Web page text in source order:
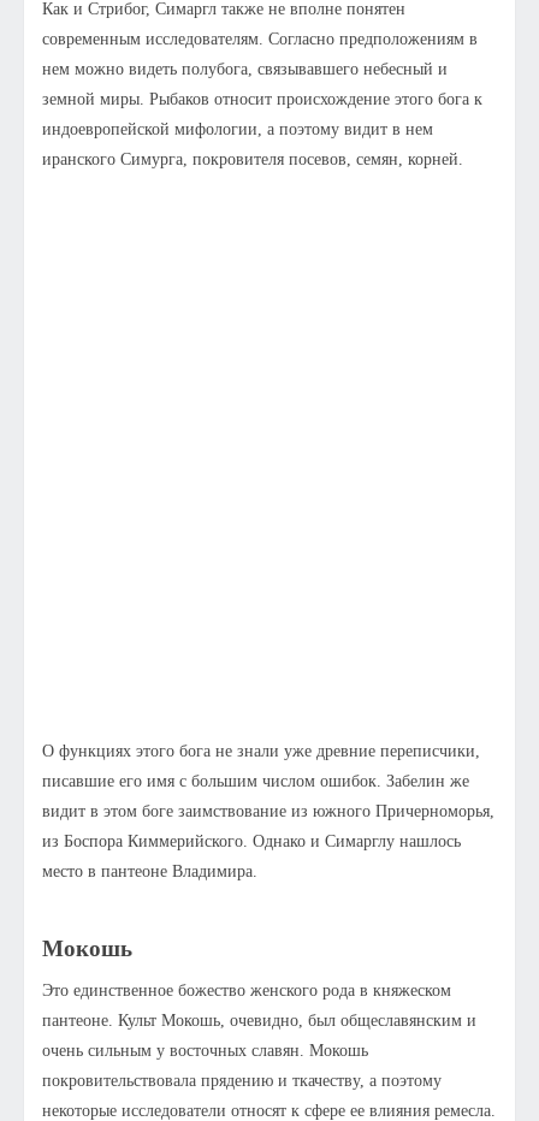
Как и Стрибог, Симаргл также не вполне понятен
современным исследователям. Согласно предположениям в
нем можно видеть полубога, связывавшего небесный и
земной миры. Рыбаков относит происхождение этого бога к
индоевропейской мифологии, а поэтому видит в нем
иранского Симурга, покровителя посевов, семян, корней.
О функциях этого бога не знали уже древние переписчики,
писавшие его имя с большим числом ошибок. Забелин же
видит в этом боге заимствование из южного Причерноморья,
из Боспора Киммерийского. Однако и Симарглу нашлось
место в пантеоне Владимира.
Мокошь
Это единственное божество женского рода в княжеском
пантеоне. Культ Мокошь, очевидно, был общеславянским и
очень сильным у восточных славян. Мокошь
покровительствовала прядению и ткачеству, а поэтому
некоторые исследователи относят к сфере ее влияния ремесла.